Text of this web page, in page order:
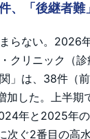
、「後継者難
らない。2026
クリニック（
」は、38件（
加した。上半
年と2025年
ぐ2番目の高水